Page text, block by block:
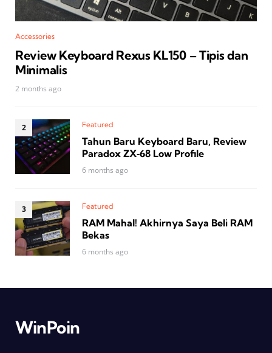
Accessories
Review Keyboard Rexus KL150 – Tipis dan
Minimalis
2 months ago
Featured
Tahun Baru Keyboard Baru, Review
Paradox ZX‑68 Low Profile
6 months ago
Featured
RAM Mahal! Akhirnya Saya Beli RAM
Bekas
6 months ago
WinPoin